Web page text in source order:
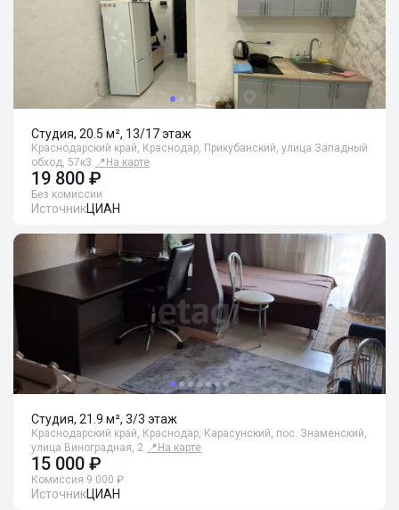
Студия, 20.5 м², 13/17 этаж
Краснодарский край, Краснодар, Прикубанский, улица Западный
обход, 57к3 📍 На карте
19 800 ₽
Без комиссии
ИсточникЦИАН
Студия, 21.9 м², 3/3 этаж
Краснодарский край, Краснодар, Карасунский, пос. Знаменский,
улица Виноградная, 2 📍 На карте
15 000 ₽
Комиссия 9 000 ₽
ИсточникЦИАН